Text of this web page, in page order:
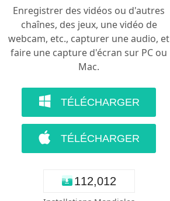
Enregistrer des vidéos ou d'autres
chaînes, des jeux, une vidéo de
webcam, etc., capturer une audio, et
faire une capture d'écran sur PC ou
Mac.
TÉLÉCHARGER
TÉLÉCHARGER
112,012